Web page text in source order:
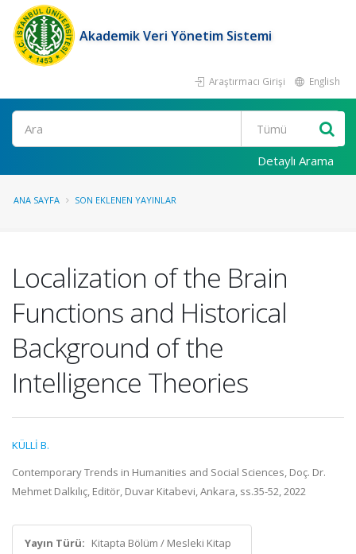
Akademik Veri Yönetim Sistemi
Araştırmacı Girişi English
Ara
Detaylı Arama
ANA SAYFA SON EKLENEN YAYINLAR
Localization of the Brain
Functions and Historical
Background of the
Intelligence Theories
KÜLLİ B.
Contemporary Trends in Humanities and Social Sciences, Doç. Dr.
Mehmet Dalkılıç, Editör, Duvar Kitabevi, Ankara, ss.35-52, 2022
Yayın Türü: Kitapta Bölüm / Mesleki Kitap